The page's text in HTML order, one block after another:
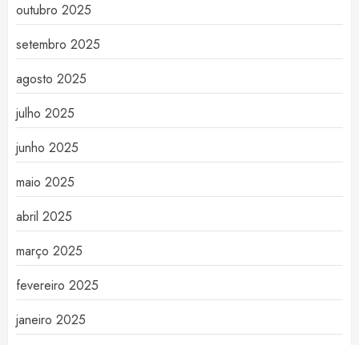
outubro 2025
setembro 2025
agosto 2025
julho 2025
junho 2025
maio 2025
abril 2025
março 2025
fevereiro 2025
janeiro 2025